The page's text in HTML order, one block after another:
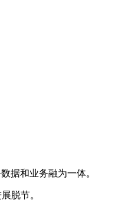
据和业务融为一体。
脱节。